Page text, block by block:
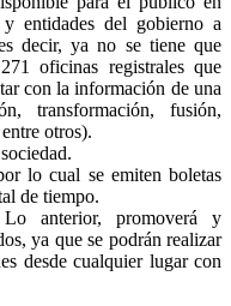
y entidades del gobierno a
decir, ya no se tiene que
oficinas registrales que
con la información de una
transformación, fusión,
otros).
lo cual se emiten boletas
de tiempo.
anterior, promoverá y
ya que se podrán realizar
desde cualquier lugar con